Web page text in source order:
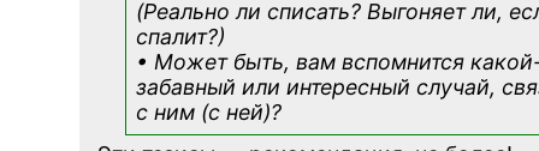
(Реально ли списать? Выгоняет ли,
спалит?)
• Может быть, вам вспомнится
забавный или интересный случай,
с ним (с ней)?